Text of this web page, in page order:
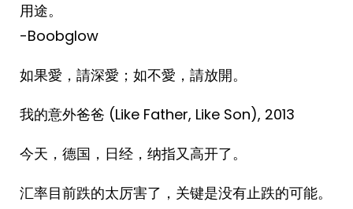
用途。
-Boobglow ​​​
如果愛，請深愛；如不愛，請放開。
我的意外爸爸 (Like Father, Like Son), 2013 ​​​
今天，德国，日经，纳指又高开了。
汇率目前跌的太厉害了，关键是没有止跌的可能。